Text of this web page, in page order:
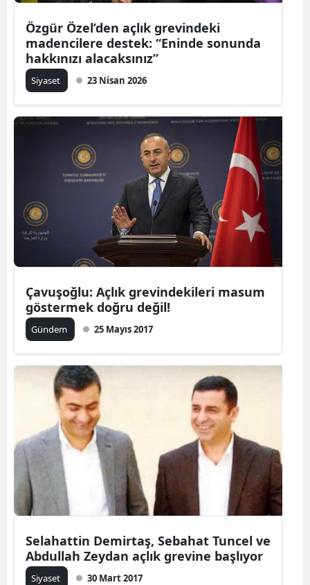
Özgür Özel’den açlık grevindeki
madencilere destek: “Eninde sonunda
hakkınızı alacaksınız”
Siyaset 23 Nisan 2026
Çavuşoğlu: Açlık grevindekileri masum
göstermek doğru değil!
Gündem 25 Mayıs 2017
Selahattin Demirtaş, Sebahat Tuncel ve
Abdullah Zeydan açlık grevine başlıyor
Siyaset 30 Mart 2017